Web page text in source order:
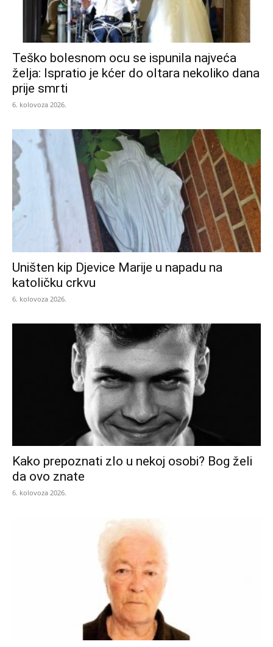
Teško bolesnom ocu se ispunila najveća
želja: Ispratio je kćer do oltara nekoliko dana
prije smrti
6. kolovoza 2026.
Uništen kip Djevice Marije u napadu na
katoličku crkvu
6. kolovoza 2026.
Kako prepoznati zlo u nekoj osobi? Bog želi
da ovo znate
6. kolovoza 2026.